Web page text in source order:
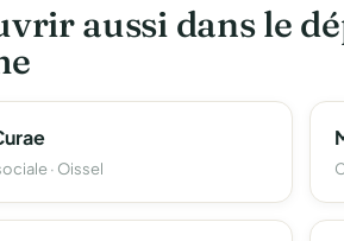
aussi dans le
· Oissel